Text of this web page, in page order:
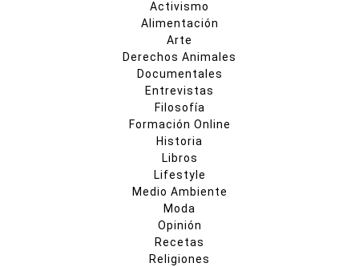
Activismo
Alimentación
Arte
Derechos Animales
Documentales
Entrevistas
Filosofía
Formación Online
Historia
Libros
Lifestyle
Medio Ambiente
Moda
Opinión
Recetas
Religiones